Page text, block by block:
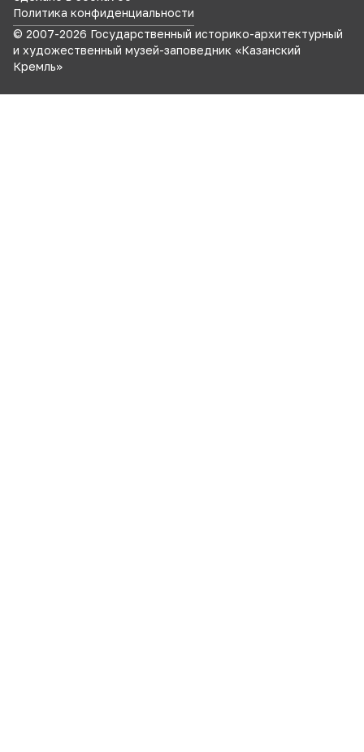
Политика конфиденциальности
© 2007-2026 Государственный историко-архитектурный
и художественный музей-заповедник «Казанский
Кремль»